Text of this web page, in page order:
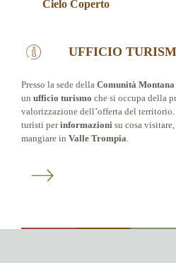
Cielo Coperto
UFFICIO
Presso la sede della Comunità
un ufficio turismo che si occupa della
valorizzazione dell’offerta del
turisti perinformazioni su cosa
mangiare in Valle Trompia